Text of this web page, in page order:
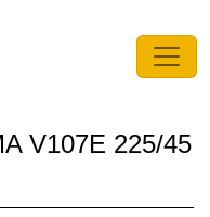
V107E 225/45